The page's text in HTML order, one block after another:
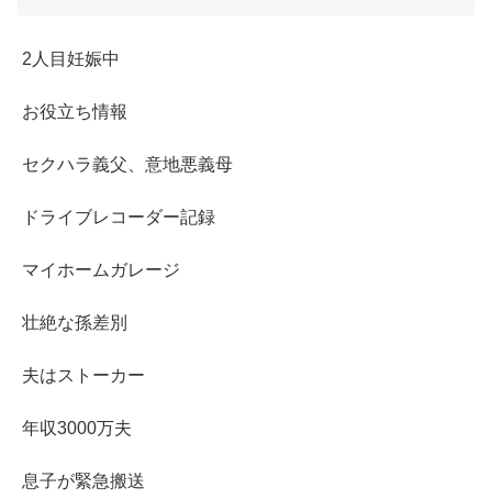
2人目妊娠中
お役立ち情報
セクハラ義父、意地悪義母
ドライブレコーダー記録
マイホームガレージ
壮絶な孫差別
夫はストーカー
年収3000万夫
息子が緊急搬送